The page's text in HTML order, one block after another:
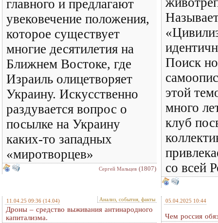
главного и предлагают
увековечение положения,
которое существует
многие десятилетия на
Ближнем Востоке, где
Израиль олицетворяет
Украину. Искусственно
раздувается вопрос о
посылке на Украину
каких-то западных
«миротворцев»
Сергей Мальцев (1807)
Поиск
этой
много
клуб
со всей
11.04.25 09:36 (14.04) Анализ, события, факты
Дроны – средство выживания антинародного
капитализма.
05.04.2025 10:44
Чем россия